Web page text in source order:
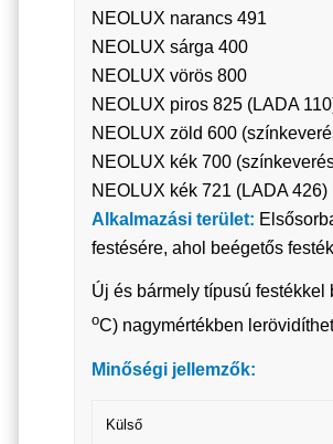
NEOLUX narancs 491
NEOLUX sárga 400
NEOLUX vörös 800
NEOLUX piros 825 (LADA
NEOLUX zöld 600
NEOLUX kék 700
NEOLUX kék 721 (LADA 426)
Alkalmazási terület:
festésére, ahol beégetős
Új és bármely típusú
oC) nagymértékben
Minőségi jellemzők:
Külső